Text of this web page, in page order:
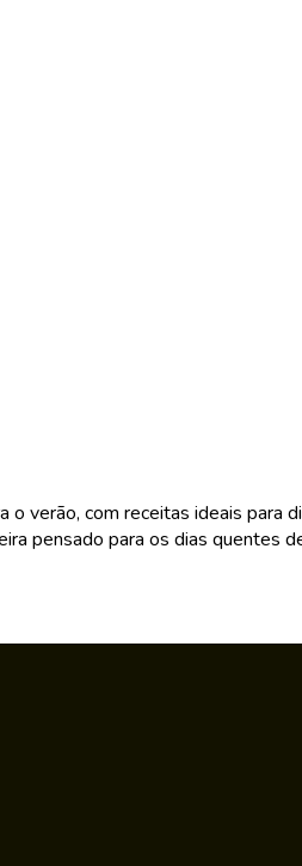
verão, com receitas ideais para
pensado para os dias quentes